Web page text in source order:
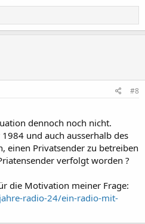
#8
dennoch noch nicht.
und auch ausserhalb des
einen Privatsender zu betreiben
verfolgt worden ?
die Motivation meiner Frage:
radio-24/ein-radio-mit-